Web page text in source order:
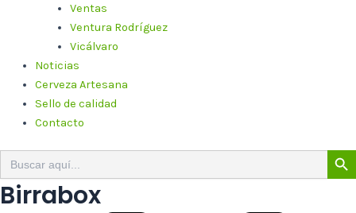
Ventas
Ventura Rodríguez
Vicálvaro
Noticias
Cerveza Artesana
Sello de calidad
Contacto
Buscar: Botón de
Birrabox